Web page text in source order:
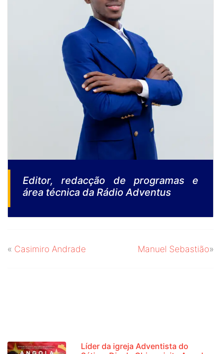
Editor, redacção de programas e
área técnica da Rádio Adventus
« Casimiro Andrade Manuel Sebastião»
Líder da igreja Adventista do